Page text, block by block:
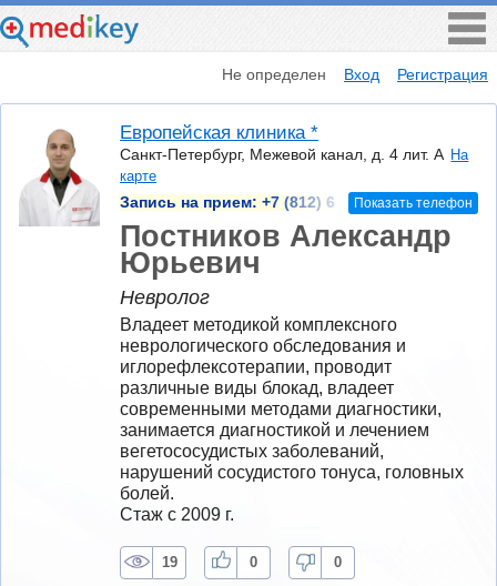
Не определен Вход Регистрация
Европейская клиника *
Санкт-Петербург, Межевой канал, д. 4 лит. А На
карте
Запись на прием: +7 (812) 6 Показать телефон
Постников Александр
Юрьевич
Невролог
Владеет методикой комплексного
неврологического обследования и
иглорефлексотерапии, проводит
различные виды блокад, владеет
современными методами диагностики,
занимается диагностикой и лечением
вегетососудистых заболеваний,
нарушений сосудистого тонуса, головных
болей.
Стаж с 2009 г.
19 0 0